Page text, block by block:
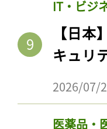
IT・ビジ
【日
キュリ
2026/07/
医薬品・
記